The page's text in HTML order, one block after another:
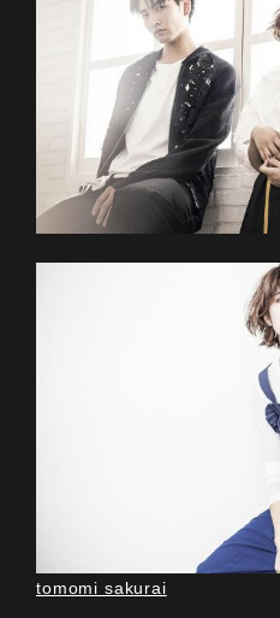
tomomi sakurai